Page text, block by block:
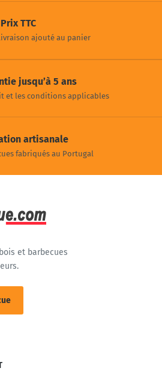
Prix TTC
ajouté au panier
jusqu’à 5 ans
et les conditions applicables
artisanale
fabriqués au Portugal
et barbecues